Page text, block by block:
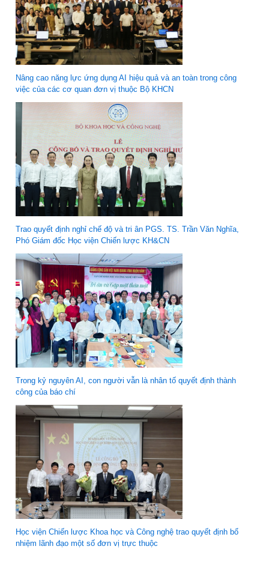
Nâng cao năng lực ứng dụng AI hiệu quả và an toàn trong công
việc của các cơ quan đơn vị thuộc Bộ KHCN
Trao quyết định nghỉ chế độ và tri ân PGS. TS. Trần Văn Nghĩa,
Phó Giám đốc Học viện Chiến lược KH&CN
Trong kỷ nguyên AI, con người vẫn là nhân tố quyết định thành
công của báo chí
Học viện Chiến lược Khoa học và Công nghệ trao quyết định bổ
nhiệm lãnh đạo một số đơn vị trực thuộc